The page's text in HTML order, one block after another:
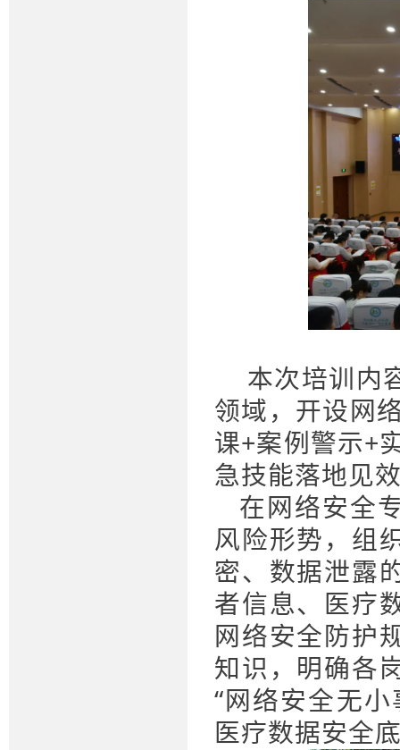
本次培训内
领域，开设网
课+案例警示+
急技能落地见
在网络安全
风险形势，组
密、数据泄露
者信息、医疗
网络安全防护
知识，明确各
“网络安全无
医疗数据安全